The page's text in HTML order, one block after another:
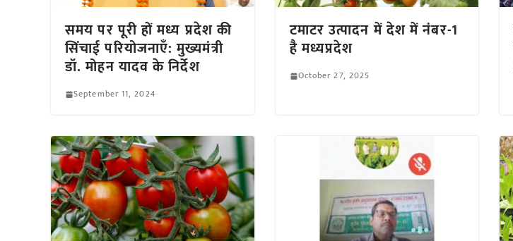
समय पर पूरी हों मध्य प्रदेश की
सिंचाई परियोजनाएँ: मुख्यमंत्री
डॉ. मोहन यादव के निर्देश
September 11, 2024
टमाटर उत्पादन में देश में नंबर-1
है मध्यप्रदेश
October 27, 2025